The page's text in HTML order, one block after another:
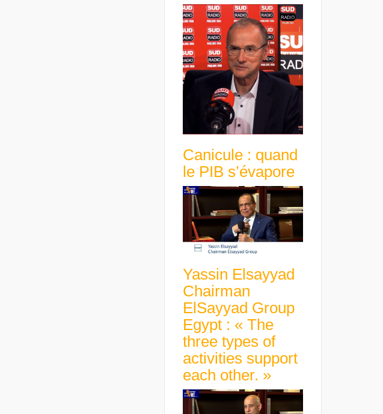
Canicule : quand
le PIB s’évapore
Yassin Elsayyad
Chairman
ElSayyad Group
Egypt : « The
three types of
activities support
each other. »